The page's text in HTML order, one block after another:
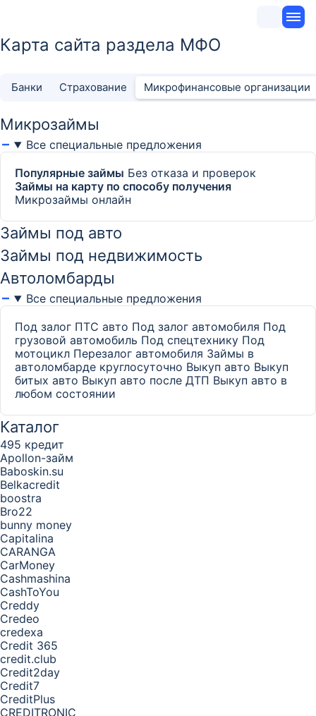
Карта сайта раздела МФО
Банки Страхование Микрофинансовые организации
Микрозаймы
Все специальные предложения
Популярные займы Без отказа и проверок
Займы на карту по способу получения
Микрозаймы онлайн
Займы под авто
Займы под недвижимость
Автоломбарды
Все специальные предложения
Под залог ПТС авто Под залог автомобиля Под
грузовой автомобиль Под спецтехнику Под
мотоцикл Перезалог автомобиля Займы в
автоломбарде круглосуточно Выкуп авто Выкуп
битых авто Выкуп авто после ДТП Выкуп авто в
любом состоянии
Каталог
495 кредит
Apollon-займ
Baboskin.su
Belkacredit
boostra
Bro22
bunny money
Capitalina
CARANGA
CarMoney
Cashmashina
CashToYou
Creddy
Credeo
credexa
Credit 365
credit.club
Credit2day
Credit7
CreditPlus
CREDITRONIC